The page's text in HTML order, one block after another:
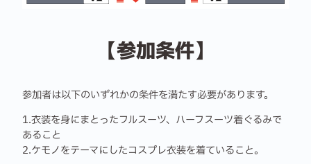
【参加条件】
参加者は以下のいずれかの条件を満たす必要があります。
1.衣装を身にまとったフルスーツ、ハーフスーツ着ぐるみで
あること
2.ケモノをテーマにしたコスプレ衣装を着ていること。